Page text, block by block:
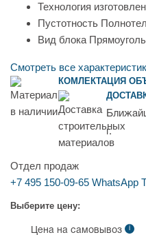
Технология
Пустотность
Вид блока
Смотреть все
КОМЛЕКТАЦИЯ
г.
Отдел продаж
+7 495 150-09-65 WhatsApp
Выберите цену:
Цена на самовывоз